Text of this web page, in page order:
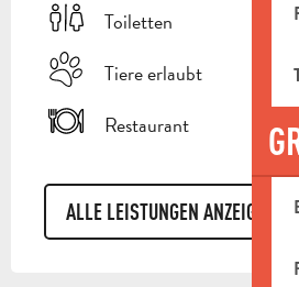
Toiletten
Tiere erlaubt
Restaurant
ALLE LEISTUNGEN ANZEIGEN